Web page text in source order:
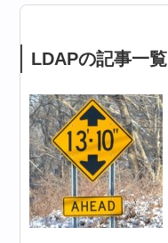
LDAPの記事一覧